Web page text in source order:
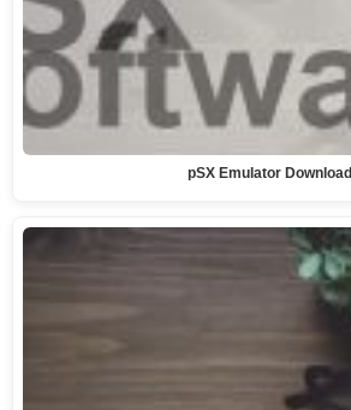
pSX Emulator Download